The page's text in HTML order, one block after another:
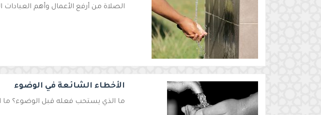
الصلاة من أرفع الأعمال وأهم
الأخطاء الشائعة في الوضوء
ما الذي يستحب فعله قبل الوضوء؟ ما